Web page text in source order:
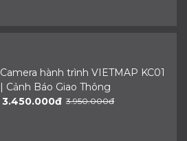
Camera hành trình VIETMAP KC01
| Cảnh Báo Giao Thông
3.450.000đ 3.950.000đ